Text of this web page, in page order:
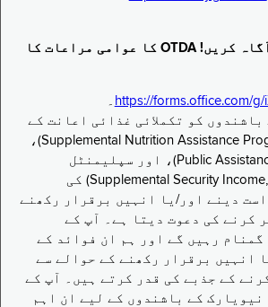
ہمیں اپنی رائے سے آگاہ کریں! OTDA کا عوامی مراعات کا
https://forms.office.com/g/ ۔
کو تکملائی غذائی اعانت کے
پروگرام (Supplemental Nutrition Assistance Program, SNAP)،
عوامی معاونت (Public Assistance, PA)، اور سپلیمنٹل
سیکیورٹی انکم (Supplemental Security Income, SSI) کی
دینے اور/یا انہیں برقرار رکھنے
کرنے کی دعوت دیتا ہے۔ آپ کے
رہیں گے اور ہم ان فوائد کے
انہیں برقرار رکھنے کے حوالے سے
کے جذبے کی قدر کرتے ہیں۔ آپ کے
کے باشندوں کے لیے ان اہم